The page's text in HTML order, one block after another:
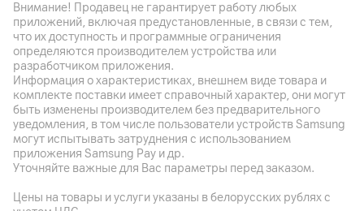
цветовая гамма: 95% DCI-P3, глубина цвета 8 бит,
контрастность: 1300:1; время отклика: 6 мс, угол обзора:
178º (Г) / 178º (В), сертификат TÜV Low Blue Light (низкий
уровень синего света)
Корпус
Интерфейсы и порты
1 x HDMI 2.0, 1 x DisplayPort 1.4; 1 x аудиовыход 3.5 мм, 1 x
порт питания DC in
Особенности конструкции
Внимание! Продавец не гарантирует работу любых
приложений, включая предустановленные, в связи с тем,
что их доступность и программные ограничения
определяются производителем устройства или
разработчиком приложения.
Информация о характеристиках, внешнем виде товара и
комплекте поставки имеет справочный характер, они могут
быть изменены производителем без предварительного
уведомления, в том числе пользователи устройств Samsung
могут испытывать затруднения с использованием
приложения Samsung Pay и др.
Уточняйте важные для Вас параметры перед заказом.
Цены на товары и услуги указаны в белорусских рублях с